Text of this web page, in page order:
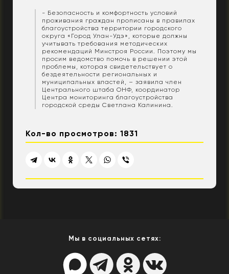
- Безопасность и комфортность условий
проживания граждан прописаны в правилах
благоустройства территории городского
округа «Город Улан-Удэ», которые должны
учитывать требования методических
рекомендаций Минстроя России. Поэтому мы
просим ведомство помочь в решении этой
проблемы, которая свидетельствует о
бездеятельности региональных и
муниципальных властей, – заявила член
Центрального штаба ОНФ, координатор
Центра мониторинга благоустройства
городской среды Светлана Калинина.
Кол-во просмотров: 1831
Мы в социальных сетях: